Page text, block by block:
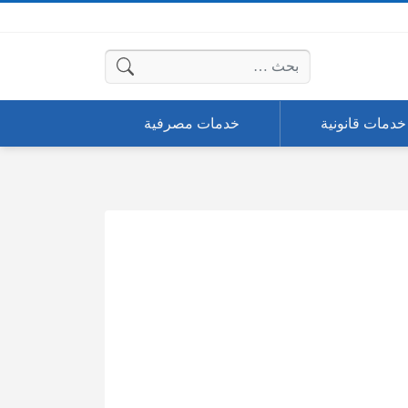
البحث عن:
خدمات قانونية خدمات مصرفية